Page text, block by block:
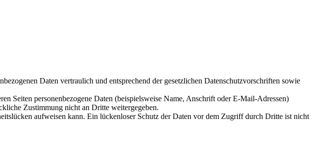
Daten vertraulich und entsprechend der gesetzlichen Datenschutzvorschriften sowie
Seiten personenbezogene Daten (beispielsweise Name, Anschrift oder E-Mail-Adressen)
Zustimmung nicht an Dritte weitergegeben.
aufweisen kann. Ein lückenloser Schutz der Daten vor dem Zugriff durch Dritte ist nicht